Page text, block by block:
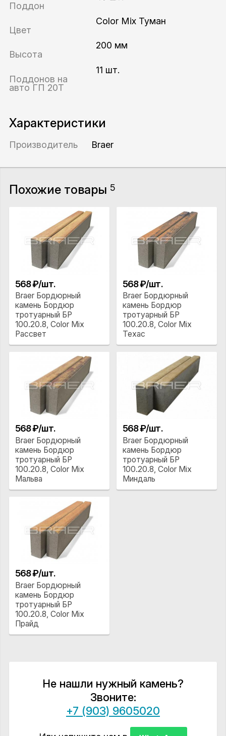
Поддон
Цвет
Color Mix Туман
Высота
200 мм
Поддонов на
авто ГП 20Т
11 шт.
Характеристики
Производитель Braer
Похожие товары 5
568 ₽/шт.
Braer Бордюрный
камень Бордюр
тротуарный БР
100.20.8, Color Mix
Рассвет
568 ₽/шт.
Braer Бордюрный
камень Бордюр
тротуарный БР
100.20.8, Color Mix
Техас
568 ₽/шт.
Braer Бордюрный
камень Бордюр
тротуарный БР
100.20.8, Color Mix
Мальва
568 ₽/шт.
Braer Бордюрный
камень Бордюр
тротуарный БР
100.20.8, Color Mix
Миндаль
568 ₽/шт.
Braer Бордюрный
камень Бордюр
тротуарный БР
100.20.8, Color Mix
Прайд
Не нашли нужный камень?
Звоните:
+7 (903) 9605020